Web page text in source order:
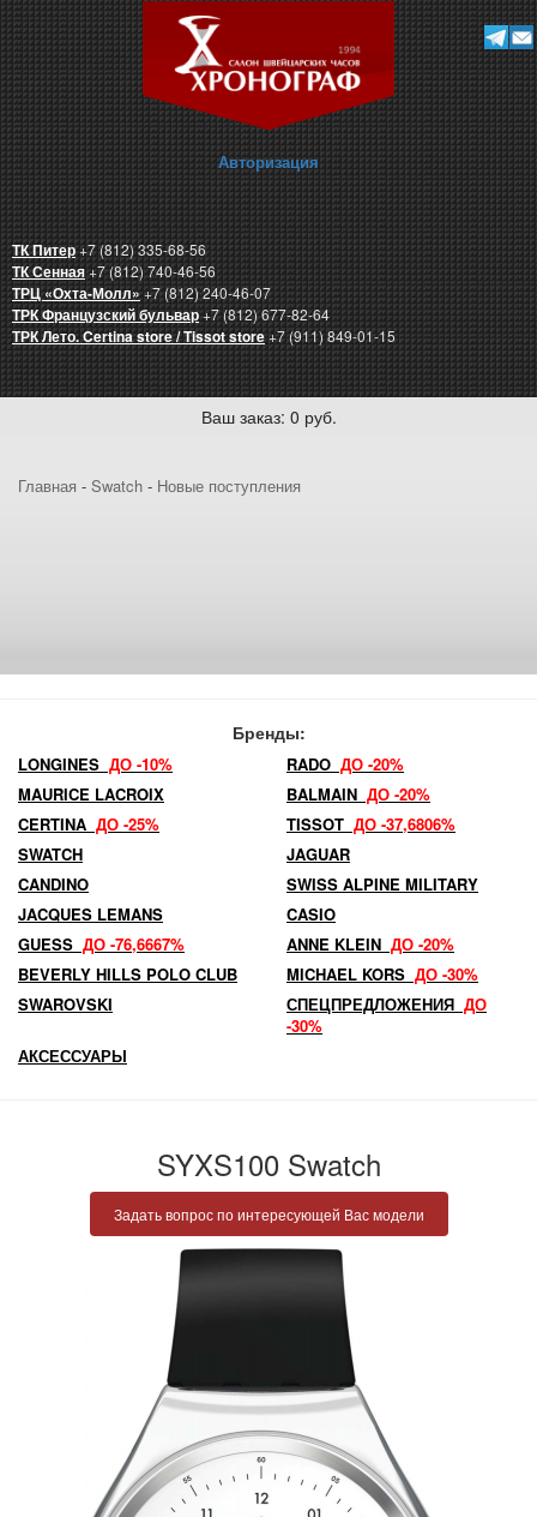
Авторизация
ТК Питер+7 (812) 335-68-56
ТК Сенная+7 (812) 740-46-56
ТРЦ «Охта-Молл»+7 (812) 240-46-07
ТРК Французский бульвар+7 (812) 677-82-64
ТРК Лето. Certina store / Tissot store+7 (911) 849-01-15
Ваш заказ: 0 руб.
Главная - Swatch - Новые поступления
Бренды:
LONGINES ДО -10% RADO ДО -20%
MAURICE LACROIX
BALMAIN ДО -20%
CERTINA ДО -25% TISSOT ДО -37,6806%
SWATCH
JAGUAR
CANDINO
SWISS ALPINE MILITARY
JACQUES LEMANS
CASIO
GUESS ДО -76,6667% ANNE KLEIN ДО -20%
BEVERLY HILLS POLO CLUB
MICHAEL KORS ДО -30%
SWAROVSKI
СПЕЦПРЕДЛОЖЕНИЯ ДО
-30%
АКСЕССУАРЫ
SYXS100 Swatch
Задать вопрос по интересующей Вас модели